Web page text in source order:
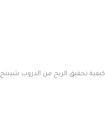
كيفية تحقيق الربح من الدروب شيبنج